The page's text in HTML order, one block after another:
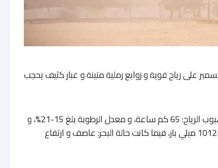
مدينة العيون صبيحة يوم الثلاثاء 27 ديسمبر على رياح قوية و زوابع رملية متينة و غبار كثيف يحجب
و بلغت سرعة الرياح معدل 29-47 كم ساعة، و هبوب الرياح: 65 كم ساعة، و معدل الرطوبة بلغ 15-21%، و
الغطاء السحابي: 100%، بينما بلغ الضغط: 1008-1012 ميلي بار، فيما كانت حالة البحر: عاصف و ارتفاع